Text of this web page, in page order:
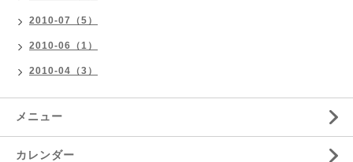
2010-07（5）
2010-06（1）
2010-04（3）
メニュー
カレンダー